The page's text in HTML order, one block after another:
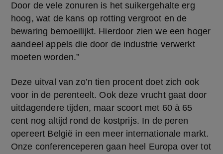
Door de vele zonuren is het suikergehalte erg
hoog, wat de kans op rotting vergroot en de
bewaring bemoeilijkt. Hierdoor zien we een hoger
aandeel appels die door de industrie verwerkt
moeten worden.”
Deze uitval van zo’n tien procent doet zich ook
voor in de perenteelt. Ook deze vrucht gaat door
uitdagendere tijden, maar scoort met 60 à 65
cent nog altijd rond de kostprijs. In de peren
opereert België in een meer internationale markt.
Onze conferenceperen gaan heel Europa over tot